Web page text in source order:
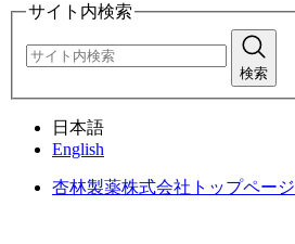
サイト内検索
検索
日本語
English
杏林製薬株式会社トップページ